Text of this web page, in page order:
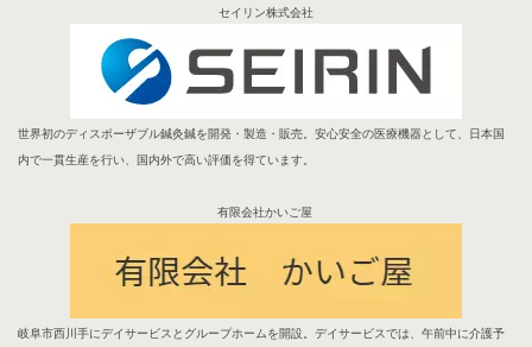
セイリン株式会社
世界初のディスポーザブル鍼灸鍼を開発・製造・販売。安心安全の医療機器として、日本国
内で一貫生産を行い、国内外で高い評価を得ています。
有限会社かいご屋
岐阜市西川手にデイサービスとグループホームを開設。デイサービスでは、午前中に介護予